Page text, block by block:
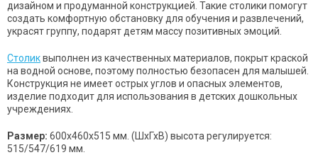
дизайном и продуманной конструкцией. Такие столики помогут
создать комфортную обстановку для обучения и развлечений,
украсят группу, подарят детям массу позитивных эмоций.
Столиквыполнен из качественных материалов, покрыт краской
на водной основе, поэтому полностью безопасен для малышей.
Конструкция не имеет острых углов и опасных элементов,
изделие подходит для использования в детских дошкольных
учреждениях.
Размер: 600х460х515 мм. (ШхГхВ) высота регулируется:
515/547/619 мм.